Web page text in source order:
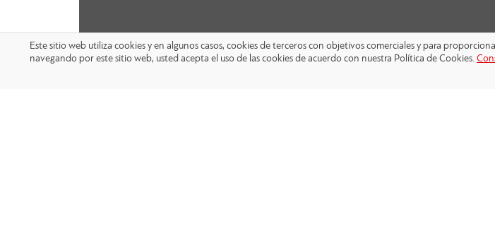
Este sitio web utiliza cookies y en algunos casos, cookies de terceros con objetivos comerciales y para
navegando por este sitio web, usted acepta el uso de las cookies de acuerdo con nuestra Política de Cookies.